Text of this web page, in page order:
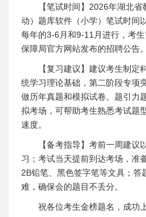
【笔试时间】2026年湖北
动）题库软件（小学）笔试时间
每年的3-6月和9-11月进行，考
保障局官方网站发布的招聘公告。
【复习建议】建议考生制定
统学习理论基础，第二阶段专项
做历年真题和模拟试卷。题引力
拟考场，可帮助考生熟悉考试题
速度。
【备考指导】考前一周建
习；考试当天提前到达考场，准
2B铅笔、黑色签字笔等文具；答
难，确保会的题目不丢分。
祝各位考生金榜题名，成功